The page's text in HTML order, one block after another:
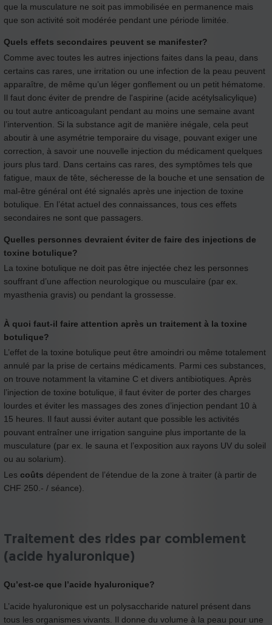
que la musculature ne soit pas immobilisée en permanence mais
que son activité soit modérée pendant une période limitée.
Quels effets secondaires peuvent se manifester?
Comme avec toutes les autres injections faites dans la peau, dans
certains cas rares, une irritation ou une infection de la peau peuvent
apparaître, de même qu’un léger gonflement ou un petit hématome.
Il faut donc éviter de prendre de l'aspirine (acide acétylsalicylique)
ou tout autre anticoagulant pendant au moins une semaine avant
l’intervention. Si la substance agit de manière inégale, cela peut
aboutir à une asymétrie temporaire du visage, pouvant exiger une
correction, à savoir une nouvelle injection du médicament quelques
jours plus tard. Dans certains cas rares, des symptômes tels que
fatigue, maux de tête, sécheresse de la bouche et une sensation de
mal-être général ont été signalés après une injection de toxine
botulique. En l’état actuel des connaissances, tous ces effets
secondaires ne sont que passagers.
Quelles personnes devraient éviter de faire des injections de
toxine botulique?
La toxine botulique ne doit pas être injectée chez les personnes
souffrant d’une affection neurologique ou musculaire (par ex.
myasthenia gravis) ou pendant la grossesse.
À quoi faut-il faire attention après un traitement à la toxine
botulique?
L’effet de la toxine botulique peut être amoindri ou même totalement
annulé par la prise de certains médicaments. Parmi ces substances,
on trouve notamment la vitamine C et divers antibiotiques. Après
l’injection de toxine botulique, il faut éviter de porter des charges
lourdes et éviter les massages des zones d’injection pendant 10 à
15 heures. Il faut aussi éviter autant que possible les activités
pouvant entraîner une irrigation sanguine plus importante de la
musculature (par ex. le sauna et l’exposition aux rayons UV du soleil
ou au solarium).
Les coûts dépendent de l’étendue de la zone à traiter (à partir de
CHF 250.- / séance).
Traitement des rides par comblement
(acide hyaluronique)
Qu’est-ce que l’acide hyaluronique?
L’acide hyaluronique est un polysaccharide naturel présent dans
tous les organismes vivants. Il donne du volume à la peau pour une